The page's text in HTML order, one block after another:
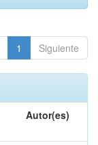
1 Siguiente
Autor(es)